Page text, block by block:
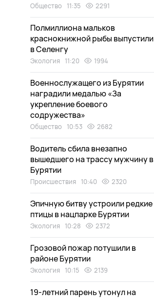
Общество 11:35 2291
Полмиллиона мальков
краснокнижной рыбы выпустили
в Селенгу
Экология 11:20 1994
Военнослужащего из Бурятии
наградили медалью «За
укрепление боевого
содружества»
Общество 10:53 2682
Водитель сбила внезапно
вышедшего на трассу мужчину в
Бурятии
Происшествия 10:40 2320
Эпичную битву устроили редкие
птицы в нацпарке Бурятии
Экология 10:28 2372
Грозовой пожар потушили в
районе Бурятии
Экология 10:15 2139
19-летний парень утонул на